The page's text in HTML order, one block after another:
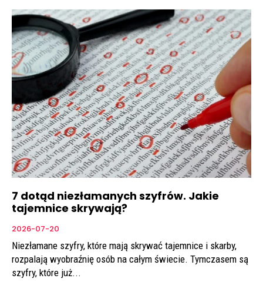
7 dotąd niezłamanych szyfrów. Jakie
tajemnice skrywają?
2026-07-20
Niezłamane szyfry, które mają skrywać tajemnice i skarby,
rozpalają wyobraźnię osób na całym świecie. Tymczasem są
szyfry, które już...